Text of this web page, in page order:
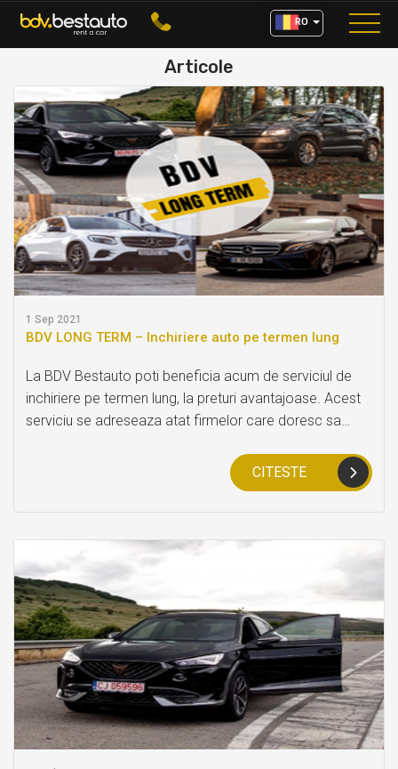
RO
Articole
1 Sep 2021
BDV LONG TERM – Inchiriere auto pe termen lung
La BDV Bestauto poti beneficia acum de serviciul de
inchiriere pe termen lung, la preturi avantajoase. Acest
serviciu se adreseaza atat firmelor care doresc sa
persoanelor fizice care isi doresc mobilitatea si
flexibilitate, asemenea masinii proprii, pentru o perioada
CITESTE